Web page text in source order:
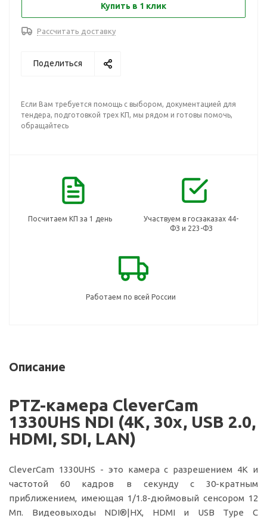
Купить в 1 клик
Рассчитать доставку
Поделиться
Если Вам требуется помощь с выбором, документацией для
тендера, подготовкой трех КП, мы рядом и готовы помочь,
обращайтесь
Посчитаем КП за 1 день
Участвуем в госзаказах 44-
ФЗ и 223-ФЗ
Работаем по всей России
Описание
PTZ-камера CleverCam
1330UHS NDI (4K, 30x, USB 2.0,
HDMI, SDI, LAN)
CleverCam 1330UHS - это камера с разрешением 4K и
частотой 60 кадров в секунду с 30-кратным
приближением, имеющая 1/1.8-дюймовый сенсором 12
Мп. Видеовыходы NDI®|HX, HDMI и USB Type C